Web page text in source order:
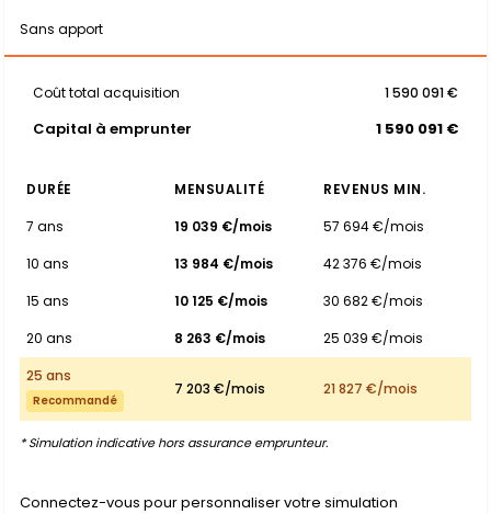
Sans apport
Coût total acquisition 1 590 091 €
Capital à emprunter 1 590 091 €
DURÉE MENSUALITÉ
REVENUS MIN.
7 ans
19 039 €/mois
57 694 €/mois
10 ans
13 984 €/mois
42 376 €/mois
15 ans
10 125 €/mois
30 682 €/mois
20 ans
8 263 €/mois
25 039 €/mois
25 ans
Recommandé
7 203 €/mois 21 827 €/mois
* Simulation indicative hors assurance emprunteur.
Connectez-vous pour personnaliser votre simulation